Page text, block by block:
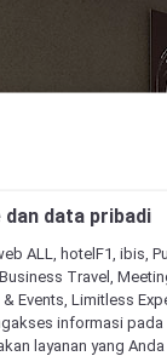
dan data pribadi
ALL, hotelF1, ibis,
Travel,
Events, Limitless
informasi
layanan yang